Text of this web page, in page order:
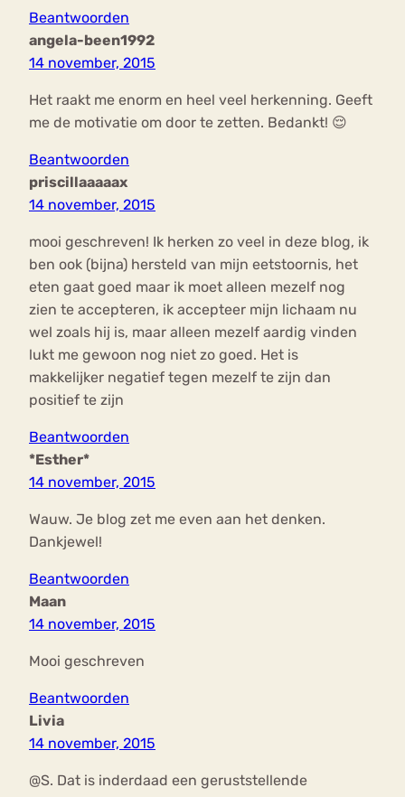
Beantwoorden
angela-been1992
14 november, 2015
Het raakt me enorm en heel veel herkenning. Geeft
me de motivatie om door te zetten. Bedankt! 😌
Beantwoorden
priscillaaaaax
14 november, 2015
mooi geschreven! Ik herken zo veel in deze blog, ik
ben ook (bijna) hersteld van mijn eetstoornis, het
eten gaat goed maar ik moet alleen mezelf nog
zien te accepteren, ik accepteer mijn lichaam nu
wel zoals hij is, maar alleen mezelf aardig vinden
lukt me gewoon nog niet zo goed. Het is
makkelijker negatief tegen mezelf te zijn dan
positief te zijn
Beantwoorden
*Esther*
14 november, 2015
Wauw. Je blog zet me even aan het denken.
Dankjewel!
Beantwoorden
Maan
14 november, 2015
Mooi geschreven
Beantwoorden
Livia
14 november, 2015
@S. Dat is inderdaad een geruststellende